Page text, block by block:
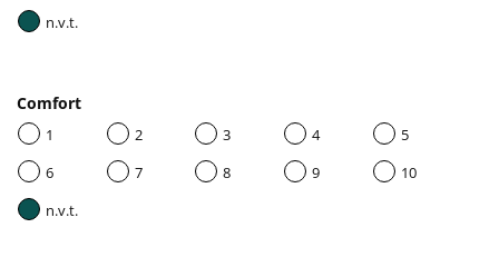
n.v.t.
Comfort
1 2 3 4
5
6
7 8 9
10
n.v.t.